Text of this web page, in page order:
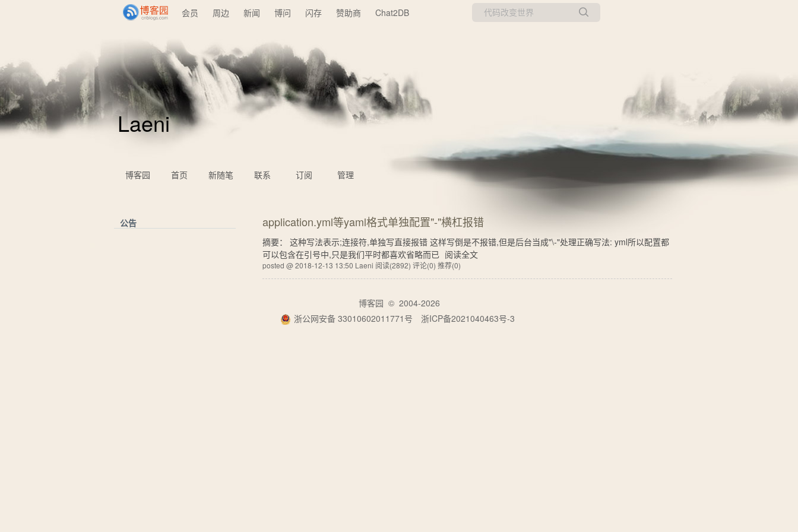
会员 周边 新闻 博问 闪存 赞助商 Chat2DB
Laeni
博客园 首页 新随笔 联系 订阅 管理
application.yml等yaml格式单独配置"-"横杠报错
摘要： 这种写法表示;连接符,单独写直接报错 这样写倒是不报错,但是后台当成"\-"处理正确写法: yml所以配置都
可以包含在引号中,只是我们平时都喜欢省略而已 阅读全文
posted @ 2018-12-13 13:50 Laeni 阅读(2892) 评论(0) 推荐(0)
公告
博客园 © 2004-2026
浙公网安备 33010602011771号
浙ICP备2021040463号-3